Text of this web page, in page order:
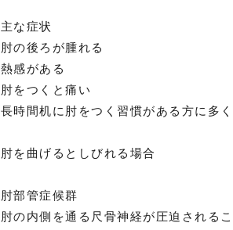
主な症状
肘の後ろが腫れる
熱感がある
肘をつくと痛い
長時間机に肘をつく習慣がある方に多く
肘を曲げるとしびれる場合
肘部管症候群
肘の内側を通る尺骨神経が圧迫される